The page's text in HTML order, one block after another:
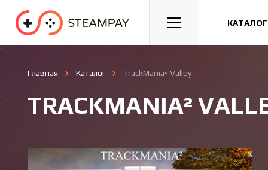
Спорт Гонки Казуальные
Главная Каталог TrackMania² Valley
TRACKMANIA²